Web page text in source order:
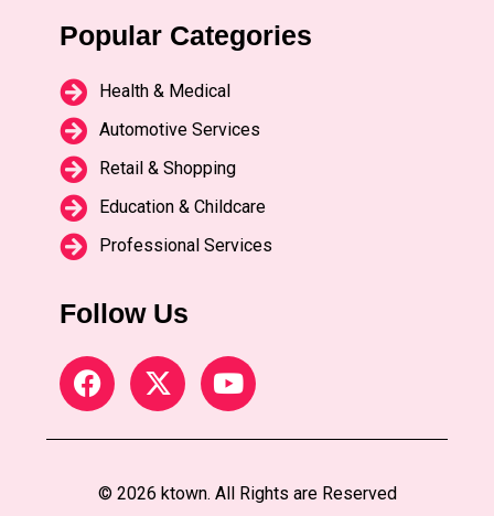
Popular Categories
Health & Medical
Automotive Services
Retail & Shopping
Education & Childcare
Professional Services
Follow Us
© 2026 ktown. All Rights are Reserved